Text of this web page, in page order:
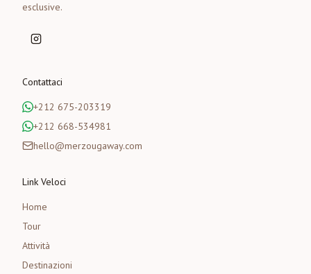
esclusive.
Contattaci
+212 675-203319
+212 668-534981
hello@merzougaway.com
Link Veloci
Home
Tour
Attività
Destinazioni